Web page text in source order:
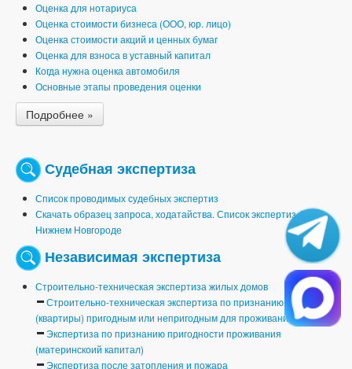
Оценка для нотариуса
Оценка стоимости бизнеса (ООО, юр. лицо)
Оценка стоимости акций и ценных бумаг
Оценка для взноса в уставный капитал
Когда нужна оценка автомобиля
Основные этапы проведения оценки
Подробнее »
Судебная экспертиза
Список проводимых судебных экспертиз
Скачать образец запроса, ходатайства. Список экспертиз АБО в
Нижнем Новгороде
Независимая экспертиза
Строительно-техническая экспертиза жилых домов
Строительно-техническая экспертиза по признанию дома
(квартиры) пригодным или непригодным для проживания
Экспертиза по признанию пригодности проживания
(материнскоий капитал)
Экспертиза после затопления и пожара